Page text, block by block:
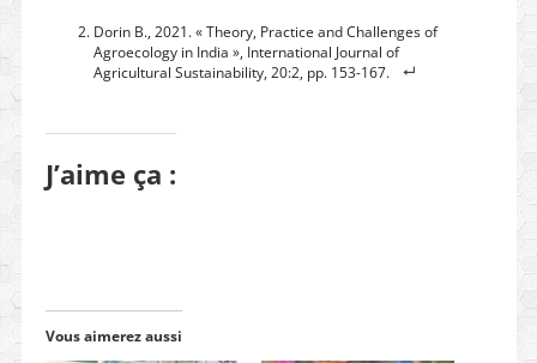
Dorin B., 2021. « Theory, Practice and Challenges of
Agroecology in India », International Journal of
Agricultural Sustainability, 20:2, pp. 153-167.
J’aime ça :
Vous aimerez aussi